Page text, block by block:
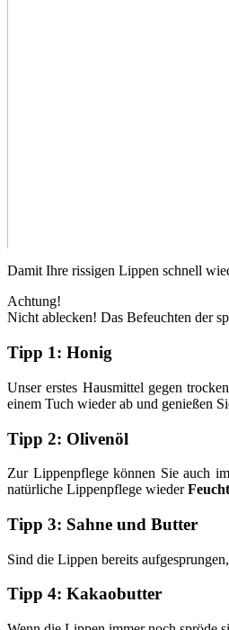
Damit Ihre rissigen Lippen schnell
Achtung!
Nicht ablecken! Das Befeuchten der
Tipp 1: Honig
Unser erstes Hausmittel gegen
einem Tuch wieder ab und genießen
Tipp 2: Olivenöl
Zur Lippenpflege können Sie auch
natürliche Lippenpflege wieder
Tipp 3: Sahne und Butter
Sind die Lippen bereits
Tipp 4: Kakaobutter